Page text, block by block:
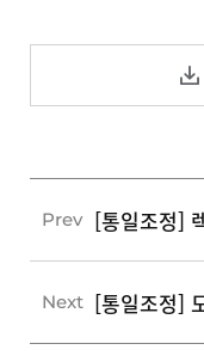
Prev [통일조정]
Next [통일조정]